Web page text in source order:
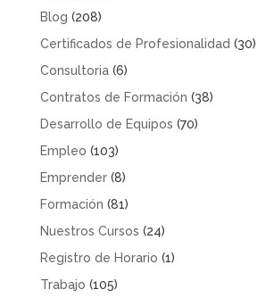
Blog (208)
Certificados de Profesionalidad (30)
Consultoria(6)
Contratos de Formación (38)
Desarrollo de Equipos (70)
Empleo (103)
Emprender(8)
Formación (81)
Nuestros Cursos (24)
Registro de Horario (1)
Trabajo (105)